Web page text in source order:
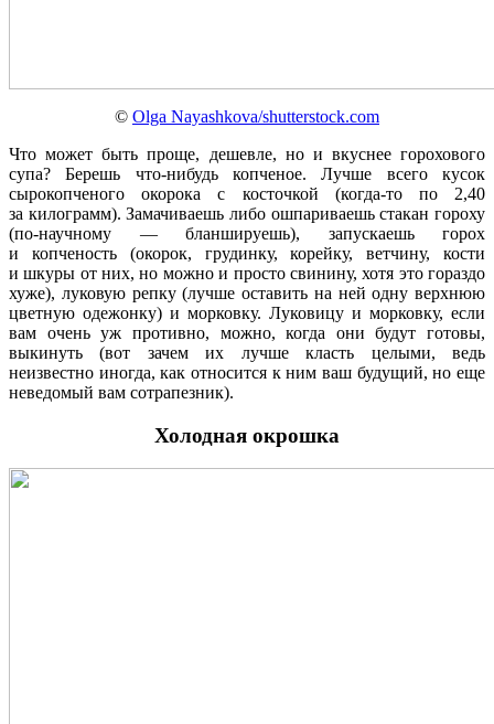
© Olga Nayashkova/shutterstock.com
Что может быть проще, дешевле, но и вкуснее горохового
супа? Берешь что-нибудь копченое. Лучше всего кусок
сырокопченого окорока с косточкой (когда-то по 2,40
за килограмм). Замачиваешь либо ошпариваешь стакан гороху
(по-научному — бланшируешь), запускаешь горох
и копченость (окорок, грудинку, корейку, ветчину, кости
и шкуры от них, но можно и просто свинину, хотя это гораздо
хуже), луковую репку (лучше оставить на ней одну верхнюю
цветную одежонку) и морковку. Луковицу и морковку, если
вам очень уж противно, можно, когда они будут готовы,
выкинуть (вот зачем их лучше класть целыми, ведь
неизвестно иногда, как относится к ним ваш будущий, но еще
неведомый вам сотрапезник).
Холодная окрошка